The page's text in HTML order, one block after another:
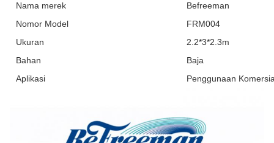
Nama merek
Befreeman
Nomor Model
FRM004
Ukuran
2.2*3*2.3m
Bahan
Baja
Aplikasi
Penggunaan